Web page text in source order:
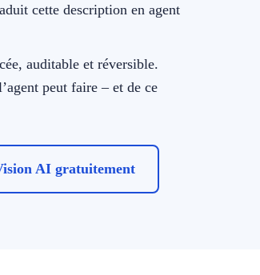
cette description en agent
auditable et réversible.
peut faire – et de ce
AI gratuitement